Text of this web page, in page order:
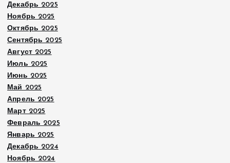
Декабрь 2025
Ноябрь 2025
Октябрь 2025
Сентябрь 2025
Август 2025
Июль 2025
Июнь 2025
Май 2025
Апрель 2025
Март 2025
Февраль 2025
Январь 2025
Декабрь 2024
Ноябрь 2024